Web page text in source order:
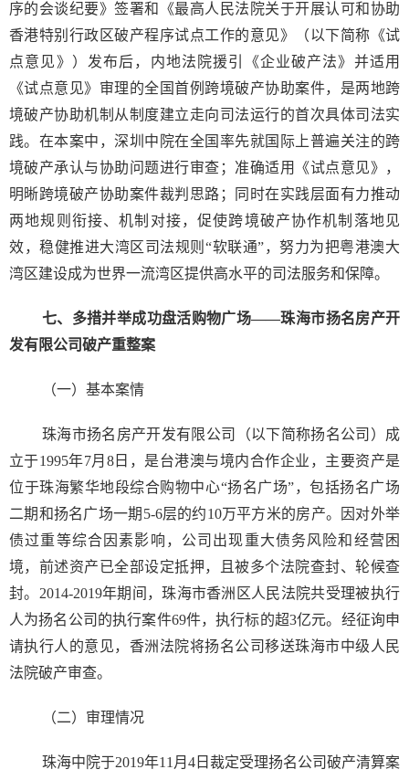
序的会谈纪要》签署和《最高人民法院关于开展认可和协助
香港特别行政区破产程序试点工作的意见》（以下简称《试
点意见》）发布后，内地法院援引《企业破产法》并适用
《试点意见》审理的全国首例跨境破产协助案件，是两地跨
境破产协助机制从制度建立走向司法运行的首次具体司法实
践。在本案中，深圳中院在全国率先就国际上普遍关注的跨
境破产承认与协助问题进行审查；准确适用《试点意见》，
明晰跨境破产协助案件裁判思路；同时在实践层面有力推动
两地规则衔接、机制对接，促使跨境破产协作机制落地见
效，稳健推进大湾区司法规则“软联通”，努力为把粤港澳大
湾区建设成为世界一流湾区提供高水平的司法服务和保障。
七、多措并举成功盘活购物广场——珠海市扬名房产开
发有限公司破产重整案
（一）基本案情
珠海市扬名房产开发有限公司（以下简称扬名公司）成
立于1995年7月8日，是台港澳与境内合作企业，主要资产是
位于珠海繁华地段综合购物中心“扬名广场”，包括扬名广场
二期和扬名广场一期5-6层的约10万平方米的房产。因对外举
债过重等综合因素影响，公司出现重大债务风险和经营困
境，前述资产已全部设定抵押，且被多个法院查封、轮候查
封。2014-2019年期间，珠海市香洲区人民法院共受理被执行
人为扬名公司的执行案件69件，执行标的超3亿元。经征询申
请执行人的意见，香洲法院将扬名公司移送珠海市中级人民
法院破产审查。
（二）审理情况
珠海中院于2019年11月4日裁定受理扬名公司破产清算案